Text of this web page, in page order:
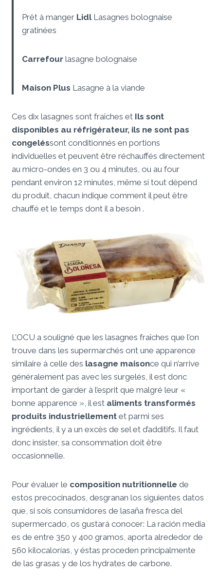
Prêt à manger LidlLasagnes bolognaise
gratinées
Carrefour lasagne bolognaise
Maison Plus Lasagne à la viande
Ces dix lasagnes sont fraîches et Ils sont
disponibles au réfrigérateur, ils ne sont pas
congeléssont conditionnés en portions
individuelles et peuvent être réchauffés directement
au micro-ondes en 3 ou 4 minutes, ou au four
pendant environ 12 minutes, même si tout dépend
du produit, chacun indique comment il peut être
chauffé et le temps dont il a besoin .
L’OCU a souligné que les lasagnes fraîches que l’on
trouve dans les supermarchés ont une apparence
similaire à celle des lasagne maisonce qui n’arrive
généralement pas avec les surgelés, il est donc
important de garder à l’esprit que malgré leur «
bonne apparence », il est aliments transformés
produits industriellement et parmi ses
ingrédients, il y a un excès de sel et d’additifs. Il faut
donc insister, sa consommation doit être
occasionnelle.
Pour évaluer le composition nutritionnelle de
estos precocinados, desgranan los siguientes datos
que, si sois consumidores de lasaña fresca del
supermercado, os gustará conocer: La ración media
es de entre 350 y 400 gramos, aporta alrededor de
560 kilocalorías, y éstas proceden principalmente
de las grasas y de los hydrates de carbone.